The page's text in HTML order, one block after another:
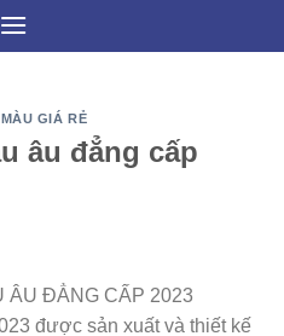
GIÁ RẺ
âu đẳng cấp
ÂU ĐẲNG CẤP 2023
được sản xuất và thiết kế